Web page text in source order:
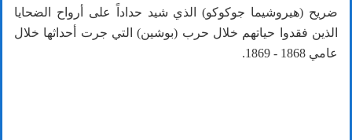
ضريح (هيروشيما جوكوكو) الذي شيد حداداً على أرواح الضحايا
الذين فقدوا حياتهم خلال حرب (بوشين) التي جرت أحداثها خلال
عامي 1868 - 1869.